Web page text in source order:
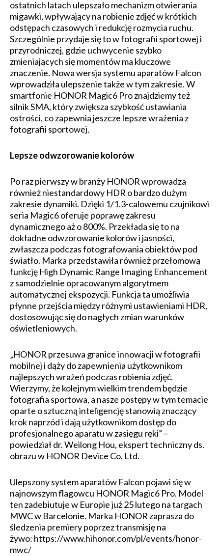
ostatnich latach ulepszało mechanizm otwierania
migawki, wpływający na robienie zdjęć w krótkich
odstępach czasowych i redukcję rozmycia ruchu.
Szczególnie przydaje się to w fotografii sportowej i
przyrodniczej, gdzie uchwycenie szybko
zmieniających się momentów ma kluczowe
znaczenie. Nowa wersja systemu aparatów Falcon
wprowadziła ulepszenie także w tym zakresie. W
smartfonie HONOR Magic6 Pro znajdziemy też
silnik SMA, który zwiększa szybkość ustawiania
ostrości, co zapewnia jeszcze lepsze wrażenia z
fotografii sportowej.
Lepsze odwzorowanie kolorów
Po raz pierwszy w branży HONOR wprowadza
również niestandardowy HDR o bardzo dużym
zakresie dynamiki. Dzięki 1/1.3-calowemu czujnikowi
seria Magic6 oferuje poprawę zakresu
dynamicznego aż o 800%. Przekłada się to na
dokładne odwzorowanie kolorów i jasności,
zwłaszcza podczas fotografowania obiektów pod
światło. Marka przedstawiła również przełomową
funkcję High Dynamic Range Imaging Enhancement
z samodzielnie opracowanym algorytmem
automatycznej ekspozycji. Funkcja ta umożliwia
płynne przejścia między różnymi ustawieniami HDR,
dostosowując się do nagłych zmian warunków
oświetleniowych.
„HONOR przesuwa granice innowacji w fotografii
mobilnej i dąży do zapewnienia użytkownikom
najlepszych wrażeń podczas robienia zdjęć.
Wierzymy, że kolejnym wielkim trendem będzie
fotografia sportowa, a nasze postępy w tym temacie
oparte o sztuczną inteligencję stanowią znaczący
krok naprzód i dają użytkownikom dostęp do
profesjonalnego aparatu w zasięgu ręki” –
powiedział dr. Weilong Hou, ekspert techniczny ds.
obrazu w HONOR Device Co, Ltd.
Ulepszony system aparatów Falcon pojawi się w
najnowszym flagowcu HONOR Magic6 Pro. Model
ten zadebiutuje w Europie już 25 lutego na targach
MWC w Barcelonie. Marka HONOR zaprasza do
śledzenia premiery poprzez transmisję na
żywo: https://www.hihonor.com/pl/events/honor-
mwc/